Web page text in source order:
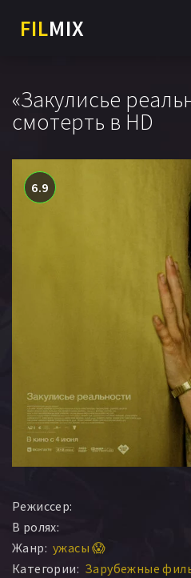
FILMIX
«Закулисье
смотерть в HD
6.9
Режиссер:
В ролях:
Жанр: ужасы 😱
Категории: Зарубежные